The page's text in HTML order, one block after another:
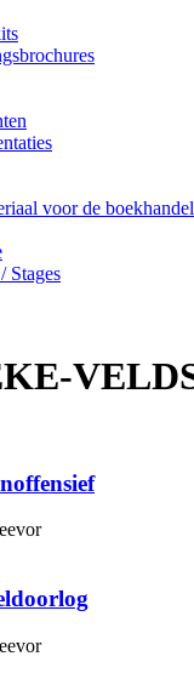
voor de boekhandel
Stages